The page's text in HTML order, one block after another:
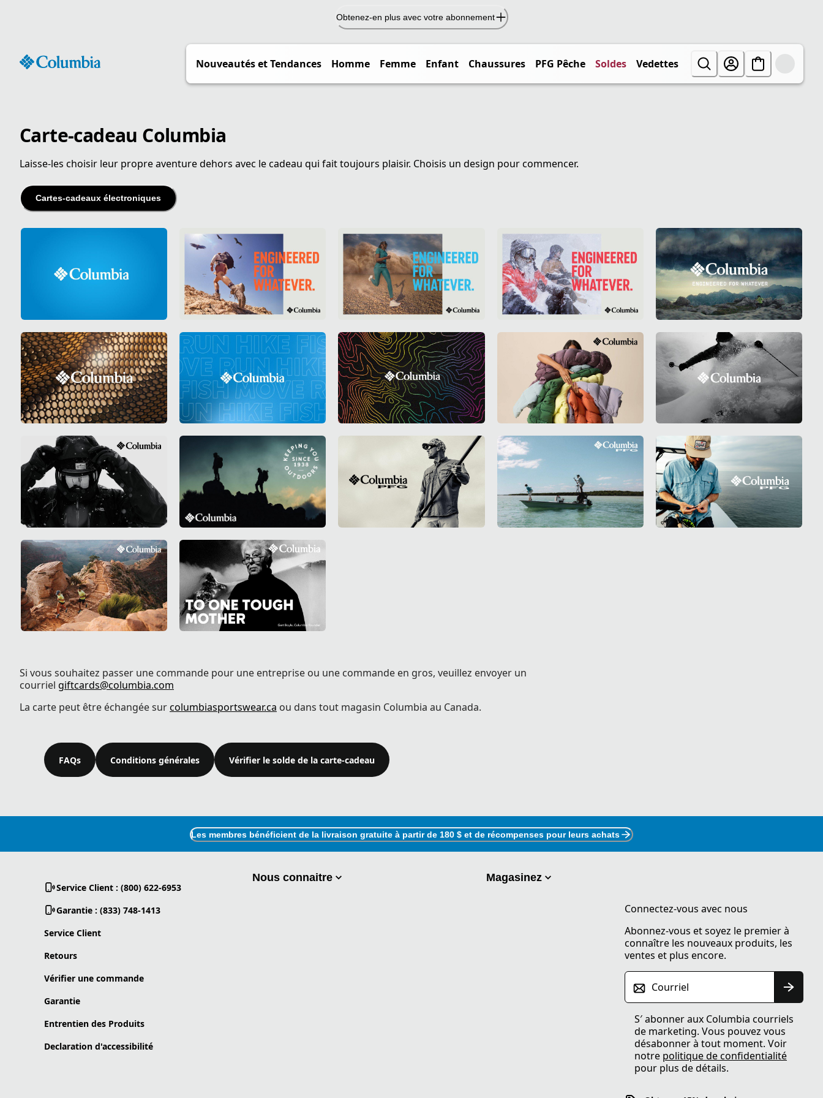
Obtenez-en plus avec votre abonnement
Nouveautés et Tendances Homme Femme Enfant Chaussures PFG Pêche Soldes Vedettes
Carte-cadeau Columbia
Laisse-les choisir leur propre aventure dehors avec le cadeau qui fait toujours plaisir. Choisis un design pour commencer.
Cartes‑cadeaux électroniques
Si vous souhaitez passer une commande pour une entreprise ou une commande en gros, veuillez envoyer un
courriel giftcards@columbia.com
La carte peut être échangée surcolumbiasportswear.ca ou dans tout magasin Columbia au Canada.
FAQs Conditions générales Vérifier le solde de la carte‑cadeau
Les membres bénéficient de la livraison gratuite à partir de 180 $ et de récompenses pour leurs achats
Service Client : (800) 622-6953
Garantie : (833) 748-1413
Service Client
Retours
Vérifier une commande
Garantie
Entrentien des Produits
Declaration d'accessibilité
Nous connaitre Magasinez
Connectez-vous avec nous
Abonnez-vous et soyez le premier à
connaître les nouveaux produits, les
ventes et plus encore.
Courriel
S′ abonner aux Columbia courriels
de marketing. Vous pouvez vous
désabonner à tout moment. Voir
notre politique de confidentialité
pour plus de détails.